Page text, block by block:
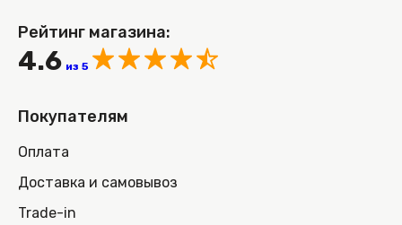
Рейтинг магазина:
4.6 из 5
Покупателям
Оплата
Доставка и самовывоз
Trade-in